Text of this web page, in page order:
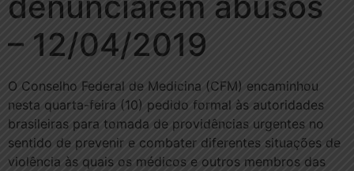
– 12/04/2019
O Conselho Federal de Medicina (CFM) encaminhou
nesta quarta-feira (10) pedido formal às autoridades
brasileiras para tomada de providências urgentes no
sentido de prevenir e combater diferentes situações de
violência às quais os médicos e outros membros das